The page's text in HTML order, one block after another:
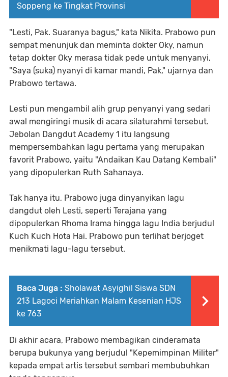
Soppeng ke Tingkat Provinsi
"Lesti, Pak. Suaranya bagus," kata Nikita. Prabowo pun
sempat menunjuk dan meminta dokter Oky, namun
tetap dokter Oky merasa tidak pede untuk menyanyi,
"Saya (suka) nyanyi di kamar mandi, Pak," ujarnya dan
Prabowo tertawa.
Lesti pun mengambil alih grup penyanyi yang sedari
awal mengiringi musik di acara silaturahmi tersebut.
Jebolan Dangdut Academy 1 itu langsung
mempersembahkan lagu pertama yang merupakan
favorit Prabowo, yaitu "Andaikan Kau Datang Kembali"
yang dipopulerkan Ruth Sahanaya.
Tak hanya itu, Prabowo juga dinyanyikan lagu
dangdut oleh Lesti, seperti Terajana yang
dipopulerkan Rhoma Irama hingga lagu India berjudul
Kuch Kuch Hota Hai. Prabowo pun terlihat berjoget
menikmati lagu-lagu tersebut.
Baca Juga : Sholawat Asyighil Siswa SDN
213 Lagoci Meriahkan Malam Kesenian HJS
ke 763
Di akhir acara, Prabowo membagikan cinderamata
berupa bukunya yang berjudul "Kepemimpinan Militer"
kepada empat artis tersebut sembari membubuhkan